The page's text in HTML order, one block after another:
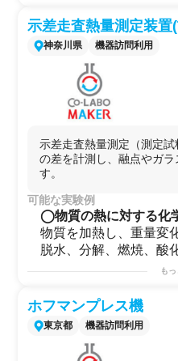
示差走査熱量測定装置
神奈川県 機器訪問利用
示差走査熱量測定（測定
の差を計測し、融点やガ
す。
可能な実験例
◯物質の熱に対する化
物質を加熱し、重量変
脱水、分解、燃焼、酸
れます。例えば金属を
られます。さらに高い
り、酸素の脱離する還
熱に対する挙動の情報
も
ホフマンプレス機
東京都 機器訪問利用